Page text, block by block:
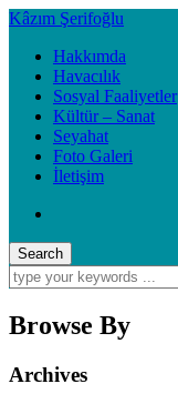
Kâzım Şerifoğlu
Hakkımda
Havacılık
Sosyal Faaliyetler
Kültür – Sanat
Seyahat
Foto Galeri
İletişim
Browse By
Archives